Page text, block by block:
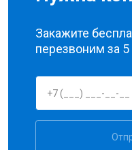
Закажите
перезвоним за